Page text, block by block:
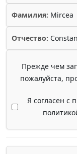
Фамилия: Mircea
Отчество:
Прежде чем
пожалуйста,
Я согласен с